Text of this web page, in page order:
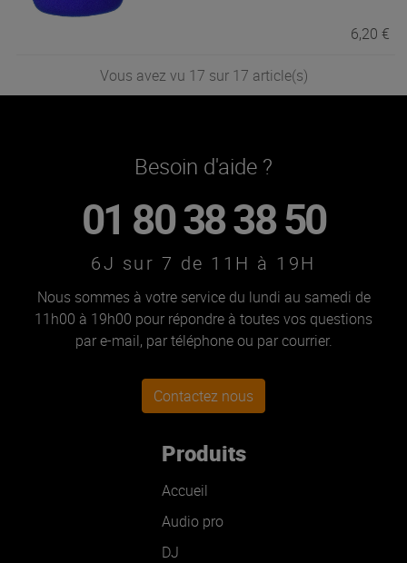
6,20 €
Vous avez vu 17 sur 17 article(s)
Besoin d'aide ?
01 80 38 38 50
6J sur 7 de 11H à 19H
Nous sommes à votre service du lundi au samedi de
11h00 à 19h00 pour répondre à toutes vos questions
par e-mail, par téléphone ou par courrier.
Contactez nous
Produits
Accueil
Audio pro
DJ